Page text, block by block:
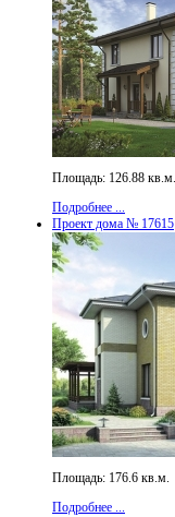
Площадь: 126.88 кв.м.
Подробнее ...
Проект дома № 17615
Площадь: 176.6 кв.м.
Подробнее ...